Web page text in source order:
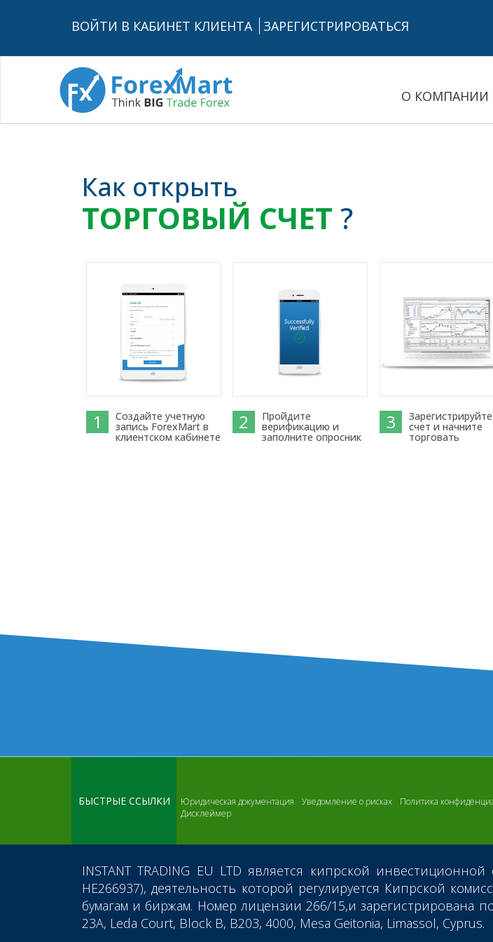
ВОЙТИ В КАБИНЕТ КЛИЕНТА ЗАРЕГИСТРИРОВАТЬСЯ
О КОМПАНИИ
Как открыть
ТОРГОВЫЙ СЧЕТ ?
1 Создайте учетную
запись ForexMart в
клиентском кабинете
2 Пройдите
верификацию и
заполните опросник
3 Зарегистрируйте
счет и начните
торговать
БЫСТРЫЕ ССЫЛКИ Юридическая документация Уведомление о рисках Политика
Дисклеймер
INSTANT TRADING EU LTD является кипрской
HE266937), деятельность которой регулируется Кипрской
бумагам и биржам. Номер лицензии 266/15,и зарегистрирована
23A, Leda Court, Block B, B203, 4000, Mesa Geitonia, Limassol, Cyprus.